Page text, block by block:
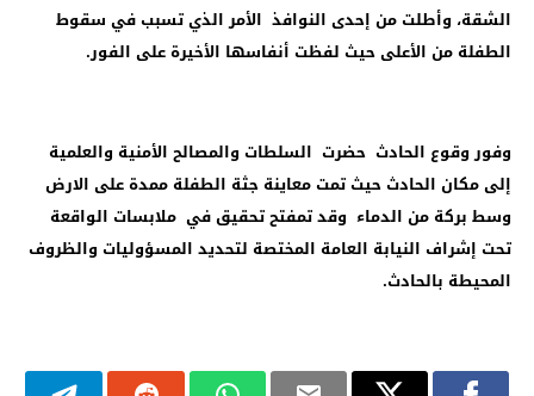
الشقة، وأطلت من إحدى النوافذ الأمر الذي تسبب في سقوط
الطفلة من الأعلى حيث لفظت أنفاسها الأخيرة على الفور.
وفور وقوع الحادث حضرت السلطات والمصالح الأمنية والعلمية
إلى مكان الحادث حيث تمت معاينة جثة الطفلة ممدة على الارض
وسط بركة من الدماء وقد تمفتح تحقيق في ملابسات الواقعة
تحت إشراف النيابة العامة المختصة لتحديد المسؤوليات والظروف
المحيطة بالحادث.